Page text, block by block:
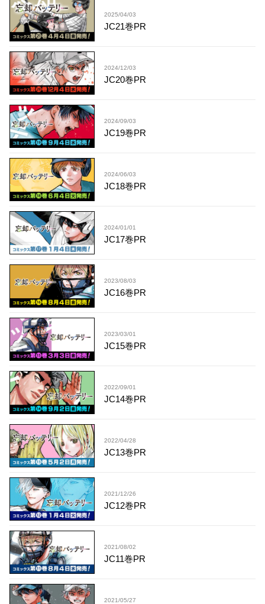
2025/04/03
JC21巻PR
2024/12/03
JC20巻PR
2024/09/03
JC19巻PR
2024/06/03
JC18巻PR
2024/01/01
JC17巻PR
2023/08/03
JC16巻PR
2023/03/01
JC15巻PR
2022/09/01
JC14巻PR
2022/04/28
JC13巻PR
2021/12/26
JC12巻PR
2021/08/02
JC11巻PR
2021/05/27